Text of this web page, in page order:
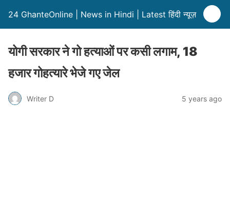
24 GhanteOnline | News in Hindi | Latest हिंदी न्यूज़
योगी सरकार ने गो हत्याओं पर कसी लगाम, 18
हजार गोहत्यारे भेजे गए जेल
Writer D 5 years ago